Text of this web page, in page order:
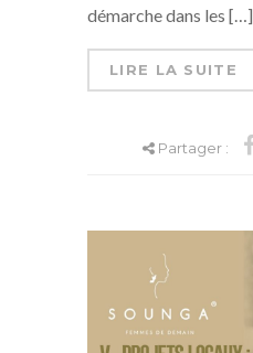
démarche dans les […]
LIRE LA SUITE
Partager :